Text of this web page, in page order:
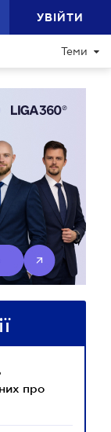
УВІЙТИ
Теми
про